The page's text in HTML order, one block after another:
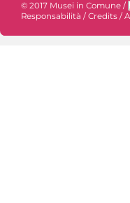
© 2017 Musei in Comune /
Responsabilità / Credits /